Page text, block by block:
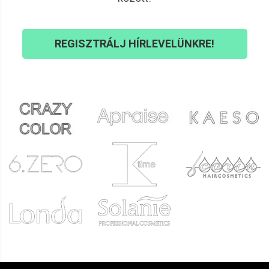
Oldalfésűk
Az oldalfésű a klasszikus hajdíszek közé tartozik –
elérhető, így minden hajtípushoz és hajszínhez megtalálható
a megfelelő változat. Esküvői és alkalmi frizurákhoz
különösen kedvelt kellék.
Hajékszerek és feliratos díszek
A feliratos és egyedi motívumokkal díszített hajékszerek
azoknak szólnak, akik szeretnek kitűnni a tömegből. Ezek a
darabok nemcsak hajdíszek, hanem igazi
stílusnyilatkozatok – különleges alkalmakra, fotózásokhoz
és rendezvényekre tökéletesek.
A gyöngyös és kristályköves hajdíszek az elegancia
REGISZTRÁLJ HÍRLEVELÜNKRE!